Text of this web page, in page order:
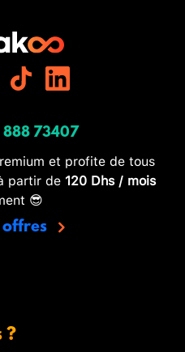
888 73407
et profite de tous
partir de 120 Dhs / mois
😎
offres
?